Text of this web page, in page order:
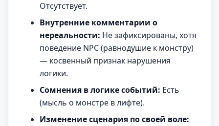
Отсутствует.
Внутренние комментарии о
нереальности: Не зафиксированы, хотя
поведение NPC (равнодушие к монстру)
— косвенный признак нарушения
логики.
Сомнения в логике событий: Есть
(мысль о монстре в лифте).
Изменение сценария по своей воле: